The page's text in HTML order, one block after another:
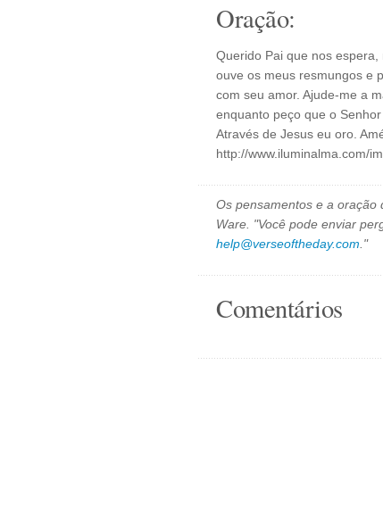
Oração:
Querido Pai que nos
ouve os meus resmungos e
com seu amor. Ajude-me a
enquanto peço que o
Através de Jesus eu oro.
http://www.iluminalma.com/
Os pensamentos e a oração
Ware. "Você pode enviar
help@verseoftheday.com ."
Comentários